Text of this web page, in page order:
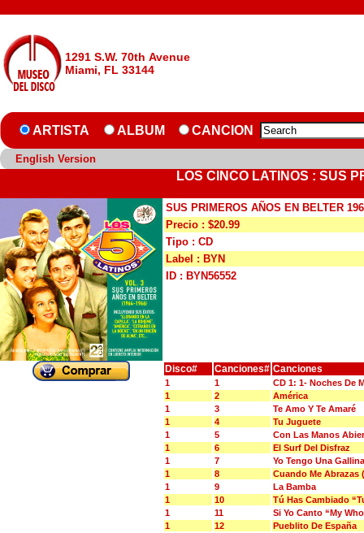
1291 S.W. 70th Avenue
Miami, FL 33144
ARTISTA ALBUM CANCION
English Version
LOS CINCO LATINOS : SUS
SUS PRIMEROS AÑOS EN BELTER
Precio : $20.99
Tipo : CD
Label : BYN
ID : BYN56552
Disco# Canciones# Canciones
1 1
CD 1: 1- Noches De
1
2
América
1
3
Te Amo Y Te Amaré
1
4
Tu Juguete
1
5
Con Las Manos
1
6
El Surf Del Disfraz
1
7
Yo Tengo Una
1
8
Cuando Me Abrazas
1
9
La Bamba
1
10
Tú Has Cambiado
1
11
Si Yo Canto “My
1
12
Pueblito De España